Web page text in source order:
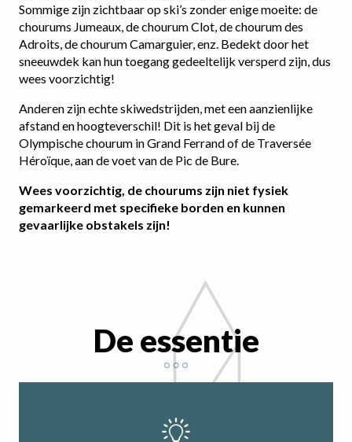
Sommige zijn zichtbaar op ski’s zonder enige moeite: de
chourums Jumeaux, de chourum Clot, de chourum des
Adroits, de chourum Camarguier, enz. Bedekt door het
sneeuwdek kan hun toegang gedeeltelijk versperd zijn, dus
wees voorzichtig!
Anderen zijn echte skiwedstrijden, met een aanzienlijke
afstand en hoogteverschil! Dit is het geval bij de
Olympische chourum in Grand Ferrand of de Traversée
Héroïque, aan de voet van de Pic de Bure.
Wees voorzichtig, de chourums zijn niet fysiek
gemarkeerd met specifieke borden en kunnen
gevaarlijke obstakels zijn!
De essentie